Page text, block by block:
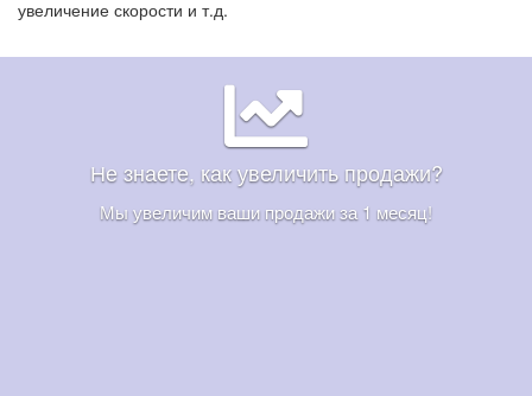
увеличение скорости и т.д.
Не знаете, как увеличить продажи?
Мы увеличим ваши продажи за 1 месяц!